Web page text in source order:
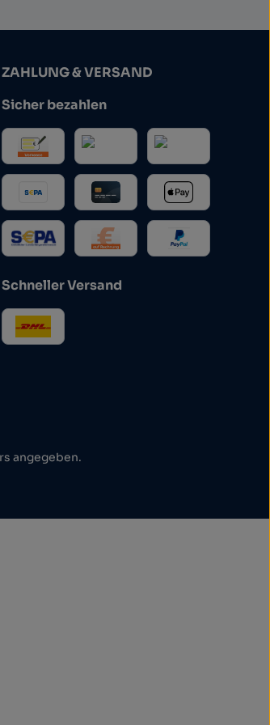
ZAHLUNG & VERSAND
Sicher bezahlen
Schneller Versand
angegeben.